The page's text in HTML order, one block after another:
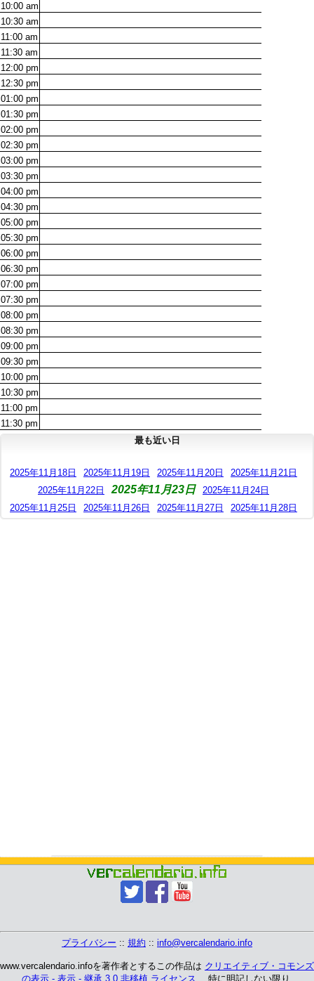
10:00 am
10:30 am
11:00 am
11:30 am
12:00 pm
12:30 pm
01:00 pm
01:30 pm
02:00 pm
02:30 pm
03:00 pm
03:30 pm
04:00 pm
04:30 pm
05:00 pm
05:30 pm
06:00 pm
06:30 pm
07:00 pm
07:30 pm
08:00 pm
08:30 pm
09:00 pm
09:30 pm
10:00 pm
10:30 pm
11:00 pm
11:30 pm
最も近い日
2025年11月18日 2025年11月19日 2025年11月20日
2025年11月21日
2025年11月22日
2025年11月23日
2025年11月24日
2025年11月25日
2025年11月26日 2025年11月27日 2025年11月28日
プライバシー :: 規約 :: info@vercalendario.info
www.vercalendario.infoを著作者とするこの作品は クリエイティブ・コモンズ
の表示 - 表示 - 継承 3.0 非移植 ライセンス 、 特に明記しない限り.